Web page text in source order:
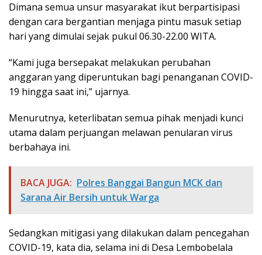
Dimana semua unsur masyarakat ikut berpartisipasi
dengan cara bergantian menjaga pintu masuk setiap
hari yang dimulai sejak pukul 06.30-22.00 WITA.
“Kami juga bersepakat melakukan perubahan
anggaran yang diperuntukan bagi penanganan COVID-
19 hingga saat ini,” ujarnya.
Menurutnya, keterlibatan semua pihak menjadi kunci
utama dalam perjuangan melawan penularan virus
berbahaya ini.
BACA JUGA: Polres Banggai Bangun MCK dan
Sarana Air Bersih untuk Warga
Sedangkan mitigasi yang dilakukan dalam pencegahan
COVID-19, kata dia, selama ini di Desa Lembobelala